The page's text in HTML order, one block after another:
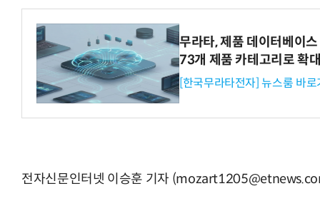
무라타, 제품 데이터베이
73개 제품 카테고리로 확
[한국무라타전자] 뉴스룸 바로
전자신문인터넷 이승훈 기자